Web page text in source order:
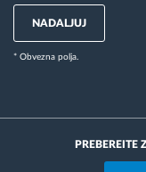
NADALJUJ
* Obvezna polja.
PREBEREITE